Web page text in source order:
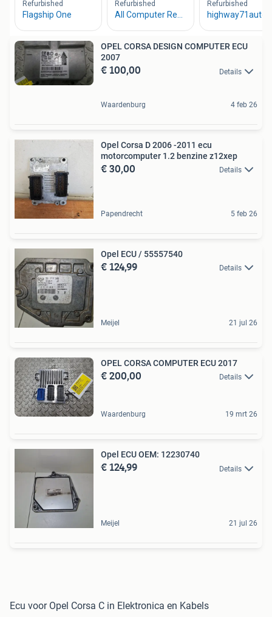
OPEL CORSA DESIGN COMPUTER ECU
2007
€ 100,00 Details
Waardenburg 4 feb 26
Opel Corsa D 2006 -2011 ecu
motorcomputer 1.2 benzine z12xep
€ 30,00 Details
Papendrecht 5 feb 26
Opel ECU / 55557540
€ 124,99 Details
Meijel 21 jul 26
OPEL CORSA COMPUTER ECU 2017
€ 200,00 Details
Waardenburg 19 mrt 26
Opel ECU OEM: 12230740
€ 124,99 Details
Meijel 21 jul 26
Ecu voor Opel Corsa C in Elektronica en Kabels